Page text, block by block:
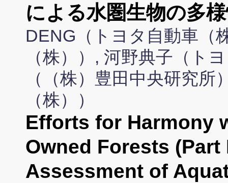
による水圏生物の多
DENG（トヨタ自動車（
（株））, 河野典子（ト
（（株）豊田中央研究
（株））
Efforts for Harmony
Owned Forests (Part
Assessment of